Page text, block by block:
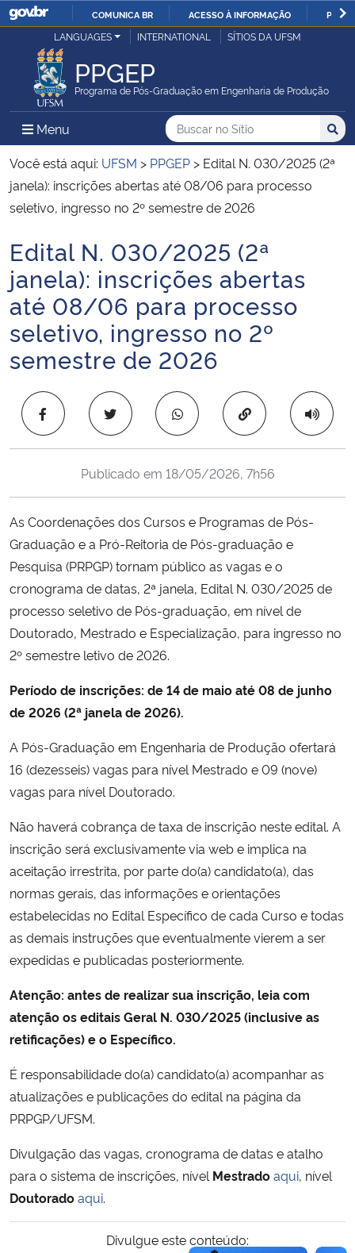
IR
COMUNICA BR ACESSO À INFORMAÇÃO
Ministério da Justiça e Segurança Pública
Ministério da Defesa
Ministério das Relações Exteriores
Ministério da Economia
Ministério da Infraestrutura
Ministério da Agricultura, Pecuária e Abastecimento
Ministério da Educação
Ministério da Cidadania
Ministério da Saúde
Ministério de Minas e Energia
Ministério da Ciência, Tecnologia, Inovações e Comunicações
Ministério do Meio Ambiente
Ministério do Turismo
Ministério do Desenvolvimento Regional
Controladoria-Geral da União
Ministério da Mulher, da Família e dos Direitos Humanos
Secretaria-Geral
Secretaria de Governo
Gabinete de Segurança Institucional
Advocacia-Geral da União
Banco Central do Brasil
Planalto
LANGUAGES INTERNATIONAL SÍTIOS DA UFSM
PPGEP
Programa de Pós-Graduação em Engenharia de Produção
Menu Menu Principal do Sítio
Busca
Buscar no no Sítio
Busca:
Você está aqui: UFSM > PPGEP > Edital N. 030/2025 (2ª
janela): inscrições abertas até 08/06 para processo
seletivo, ingresso no 2º semestre de 2026
Início do conteúdo
Edital N. 030/2025 (2ª
janela): inscrições abertas
até 08/06 para processo
seletivo, ingresso no 2º
semestre de 2026
Copiar para área
Publicado em 18/05/2026, 7h56
As Coordenações dos Cursos e Programas de Pós-
Graduação e a Pró-Reitoria de Pós-graduação e
Pesquisa (PRPGP) tornam público as vagas e o
cronograma de datas, 2ª janela, Edital N. 030/2025 de
processo seletivo de Pós-graduação, em nível de
Doutorado, Mestrado e Especialização, para ingresso no
2º semestre letivo de 2026.
Período de inscrições: de 14 de maio até 08 de junho
de 2026 (2ª janela de 2026).
A Pós-Graduação em Engenharia de Produção ofertará
16 (dezesseis) vagas para nível Mestrado e 09 (nove)
vagas para nível Doutorado.
Não haverá cobrança de taxa de inscrição neste edital. A
inscrição será exclusivamente via web e implica na
aceitação irrestrita, por parte do(a) candidato(a), das
normas gerais, das informações e orientações
estabelecidas no Edital Específico de cada Curso e todas
as demais instruções que eventualmente vierem a ser
expedidas e publicadas posteriormente.
Atenção: antes de realizar sua inscrição, leia com
atenção os editais Geral N. 030/2025 (inclusive as
retificações) e o Específico.
É responsabilidade do(a) candidato(a) acompanhar as
atualizações e publicações do edital na página da
PRPGP/UFSM.
Divulgação das vagas, cronograma de datas e atalho
para o sistema de inscrições, nível Mestradoaqui, nível
Doutoradoaqui.
Divulgue este conteúdo: